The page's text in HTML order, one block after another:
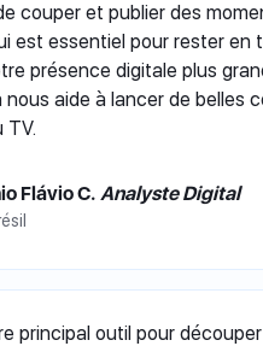
couper et publier des
est essentiel pour rester en
présence digitale plus
nous aide à lancer de belles
TV.
Flávio C. Analyste Digital
principal outil pour